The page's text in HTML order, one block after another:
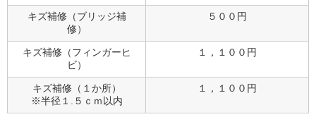
キズ補修（ブリッジ補
修）
５００円
キズ補修（フィンガーヒ
ビ）
１，１００円
キズ補修（１か所）
※半径１.５ｃｍ以内
１，１００円